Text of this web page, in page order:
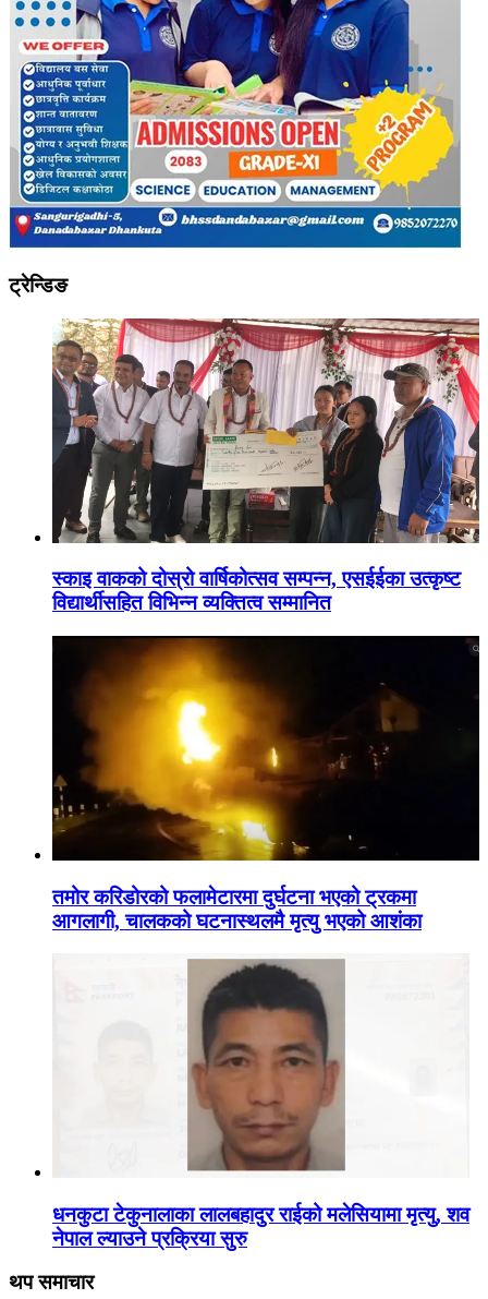
ट्रेन्डिङ
स्काइ वाकको दोस्रो वार्षिकोत्सव सम्पन्न, एसईईका उत्कृष्ट
विद्यार्थीसहित विभिन्न व्यक्तित्व सम्मानित
तमोर करिडोरको फलामेटारमा दुर्घटना भएको ट्रकमा
आगलागी, चालकको घटनास्थलमै मृत्यु भएको आशंका
धनकुटा टेकुनालाका लालबहादुर राईको मलेसियामा मृत्यु, शव
नेपाल ल्याउने प्रक्रिया सुरु
थप समाचार